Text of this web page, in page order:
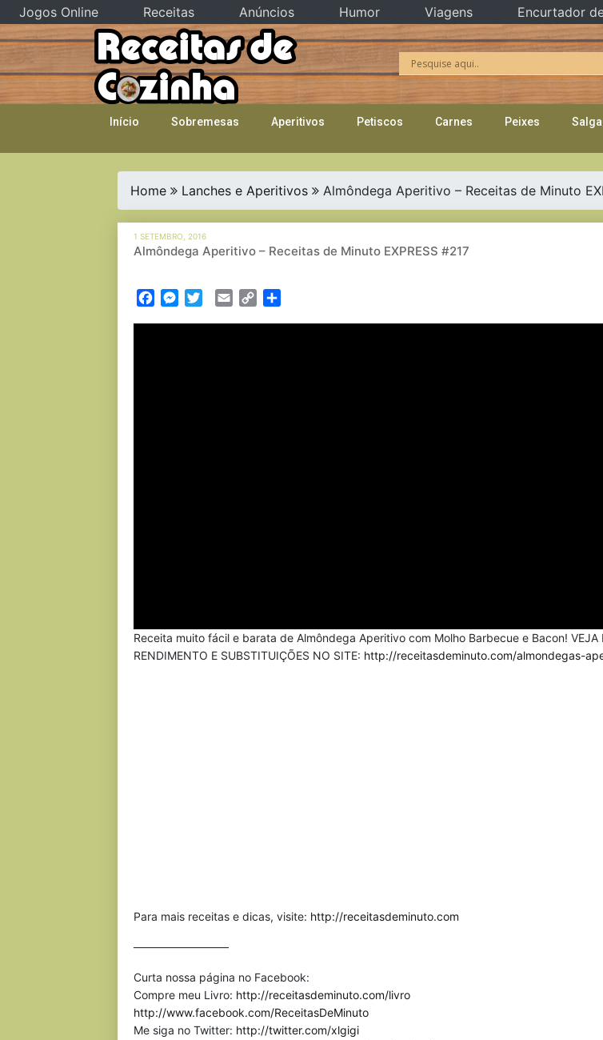
Skip
to
content
Início Sobremesas Aperitivos Petiscos Carnes Peixes
Home Lanches e Aperitivos Almôndega Aperitivo – Receitas de Minuto
1 SETEMBRO, 2016
Almôndega Aperitivo – Receitas de Minuto EXPRESS #217
FacebookMessenger
TwitterEmail Copy
Receita muito fácil e barata de Almôndega Aperitivo com Molho Barbecue e Bacon! VEJA
RENDIMENTO E SUBSTITUIÇÕES NO SITE: http://receitasdeminuto.com/almondegas-
Para mais receitas e dicas, visite: http://receitasdeminuto.com
————————–
Curta nossa página no Facebook:
Compre meu Livro: http://receitasdeminuto.com/livro
http://www.facebook.com/ReceitasDeMinuto
Me siga no Twitter: http://twitter.com/xlgigi
Jogos Online Receitas Anúncios Humor Viagens Encurtador